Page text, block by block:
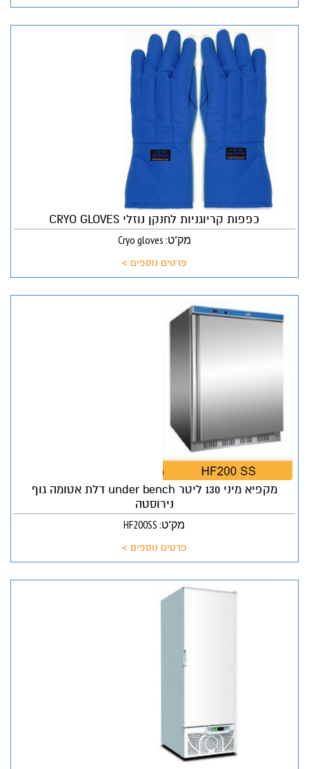
כפפות קריוגניות לחנקן נוזלי CRYO GLOVES
מק"ט: Cryo gloves
פרטים נוספים >
מקפיא מיני 130 ליטר under bench דלת אטומה גוף
נירוסטה
מק"ט: HF200SS
פרטים נוספים >